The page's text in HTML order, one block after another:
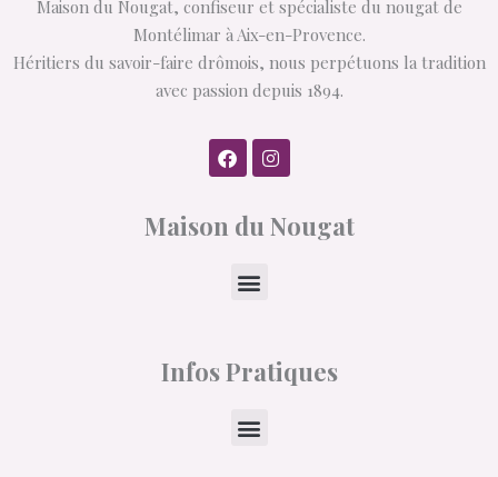
Maison du Nougat, confiseur et spécialiste du nougat de
Montélimar à Aix-en-Provence.
Héritiers du savoir-faire drômois, nous perpétuons la tradition
avec passion depuis 1894.
F
a
b
o
I
n
a
g
Maison du Nougat
Menu
Infos Pratiques
Menu